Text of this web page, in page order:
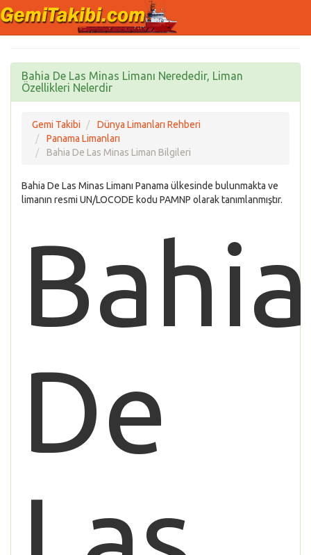
Bahia De Las Minas Limanı Nerededir, Liman
Özellikleri Nelerdir
Gemi Takibi
Dünya Limanları Rehberi
Panama Limanları
Bahia De Las Minas Liman Bilgileri
Bahia De Las Minas Limanı Panama ülkesinde bulunmakta ve
limanın resmi UN/LOCODE kodu PAMNP olarak tanımlanmıştır.
Bahia
De